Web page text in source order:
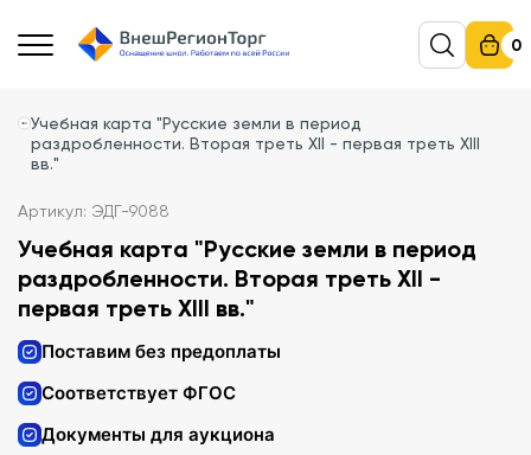
0
Учебная карта "Русские земли в период
раздробленности. Вторая треть XII - первая треть XIII
вв."
Артикул: ЭДГ-9088
Учебная карта "Русские земли в период
раздробленности. Вторая треть XII -
первая треть XIII вв."
Поставим без предоплаты
Соответствует ФГОС
Документы для аукциона